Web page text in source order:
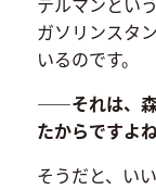
ガソリンスタ
いるのです。
――それは、森
たからですよ
そうだと、い